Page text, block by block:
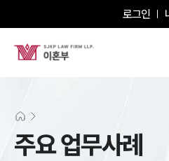
로그인
주요 업무사례